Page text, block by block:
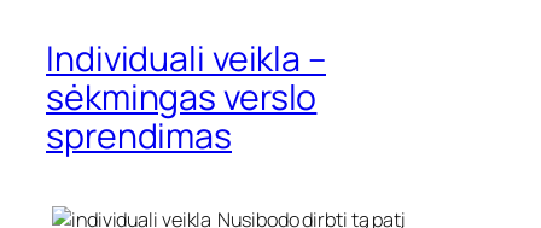
Individuali veikla –
sėkmingas verslo
sprendimas
Nusibodo dirbti tą patį